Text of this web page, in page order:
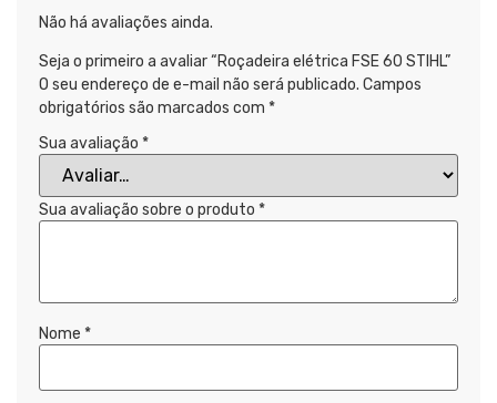
Não há avaliações ainda.
Seja o primeiro a avaliar “Roçadeira elétrica FSE 60 STIHL”
O seu endereço de e-mail não será publicado. Campos
obrigatórios são marcados com *
Sua avaliação *
Sua avaliação sobre o produto *
Nome *